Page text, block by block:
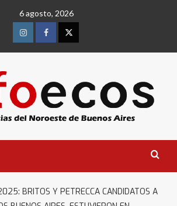
6 agosto, 2026
InstagramFacebookTwitter
BRITOS Y PETRECCA CANDIDATOS A